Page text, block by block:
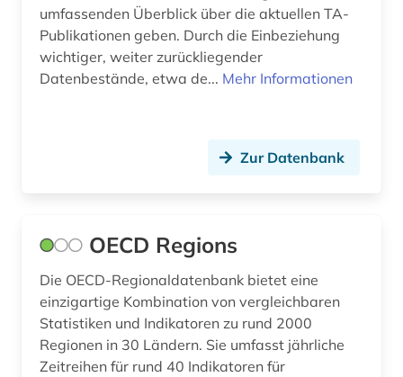
archäologische funde (1)
archäologische stätte (1)
art (1)
arthur (2)
artificial life (1)
artikelsuche (1)
umfassenden Überblick über die aktuellen TA-
Publikationen geben. Durch die Einbeziehung
wichtiger, weiter zurückliegender
Datenbestände, etwa de... Mehr Informationen
Zur Datenbank
OECD Regions
Die OECD-Regionaldatenbank bietet eine
einzigartige Kombination von vergleichbaren
Statistiken und Indikatoren zu rund 2000
Regionen in 30 Ländern. Sie umfasst jährliche
Zeitreihen für rund 40 Indikatoren für